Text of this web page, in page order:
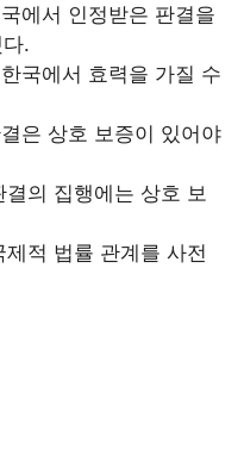
에서 인정받은 판결을
.
국에서 효력을 가질 수
은 상호 보증이 있어야
의 집행에는 상호 보
적 법률 관계를 사전